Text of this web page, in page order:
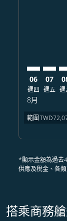
06
週四
8月
07
週五 週
範圍
*顯示金額為過去
供應及稅金、各
搭乘商務